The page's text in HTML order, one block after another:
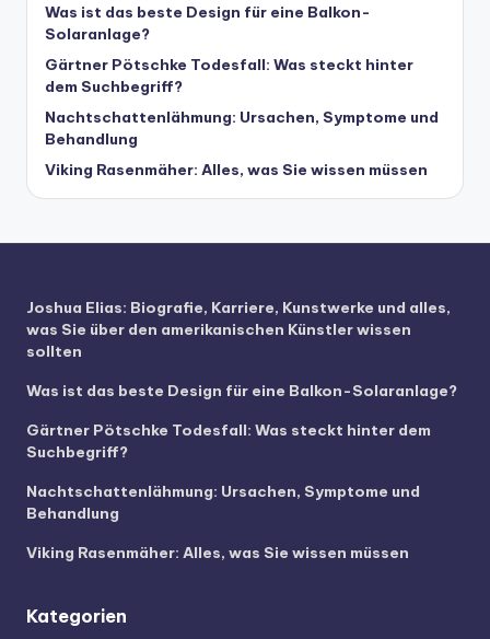
Was ist das beste Design für eine Balkon-
Solaranlage?
Gärtner Pötschke Todesfall: Was steckt hinter
dem Suchbegriff?
Nachtschattenlähmung: Ursachen, Symptome und
Behandlung
Viking Rasenmäher: Alles, was Sie wissen müssen
Joshua Elias: Biografie, Karriere, Kunstwerke und alles,
was Sie über den amerikanischen Künstler wissen
sollten
Was ist das beste Design für eine Balkon-Solaranlage?
Gärtner Pötschke Todesfall: Was steckt hinter dem
Suchbegriff?
Nachtschattenlähmung: Ursachen, Symptome und
Behandlung
Viking Rasenmäher: Alles, was Sie wissen müssen
Kategorien